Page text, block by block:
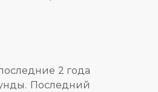
2 года
Последний